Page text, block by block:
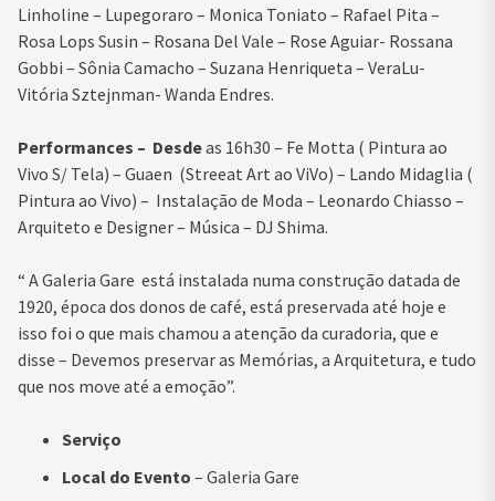
Linholine – Lupegoraro – Monica Toniato – Rafael Pita –
Rosa Lops Susin – Rosana Del Vale – Rose Aguiar- Rossana
Gobbi – Sônia Camacho – Suzana Henriqueta – VeraLu-
Vitória Sztejnman- Wanda Endres.
Performances – Desdeas 16h30 – Fe Motta ( Pintura ao
Vivo S/ Tela) – Guaen (Streeat Art ao ViVo) – Lando Midaglia (
Pintura ao Vivo) – Instalação de Moda – Leonardo Chiasso –
Arquiteto e Designer – Música – DJ Shima.
“ A Galeria Gare está instalada numa construção datada de
1920, época dos donos de café, está preservada até hoje e
isso foi o que mais chamou a atenção da curadoria, que e
disse – Devemos preservar as Memórias, a Arquitetura, e tudo
que nos move até a emoção”.
Serviço
Local do Evento – Galeria Gare